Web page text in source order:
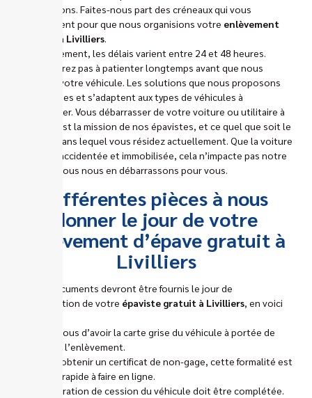
rappellerons. Faites-nous part des créneaux qui vous
conviennent pour que nous organisions votre enlèvement
d’épave à Livilliers.
Habituellement, les délais varient entre 24 et 48 heures.
Vous n’aurez pas à patienter longtemps avant que nous
retirions votre véhicule. Les solutions que nous proposons
sont variées et s’adaptent aux types de véhicules à
débarrasser. Vous débarrasser de votre voiture ou utilitaire à
Livilliers est la mission de nos épavistes, et ce quel que soit le
quartier dans lequel vous résidez actuellement. Que la voiture
soit très accidentée et immobilisée, cela n’impacte pas notre
service : nous nous en débarrassons pour vous.
Différentes pièces à nous
donner le jour de votre
enlèvement d’épave gratuit à
Livilliers
Divers documents devront être fournis le jour de
l’intervention de votre épaviste gratuit à Livilliers, en voici
Assurez-vous d’avoir la carte grise du véhicule à portée de
main pour l’enlèvement.
Pensez à obtenir un certificat de non-gage, cette formalité est
simple et rapide à faire en ligne.
Une déclaration de cession du véhicule doit être complétée.